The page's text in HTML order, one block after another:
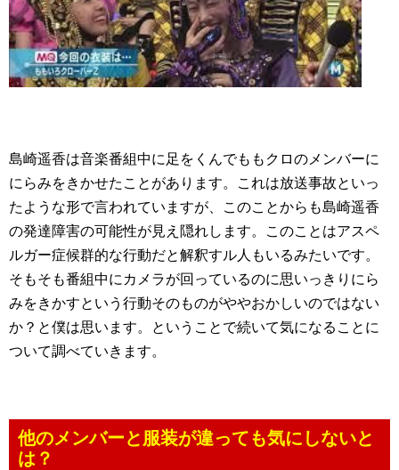
島崎遥香は音楽番組中に足をくんでももクロのメンバーに
にらみをきかせたことがあります。これは放送事故といっ
たような形で言われていますが、このことからも島崎遥香
の発達障害の可能性が見え隠れします。このことはアスペ
ルガー症候群的な行動だと解釈すル人もいるみたいです。
そもそも番組中にカメラが回っているのに思いっきりにら
みをきかすという行動そのものがややおかしいのではない
か？と僕は思います。ということで続いて気になることに
ついて調べていきます。
他のメンバーと服装が違っても気にしないと
は？